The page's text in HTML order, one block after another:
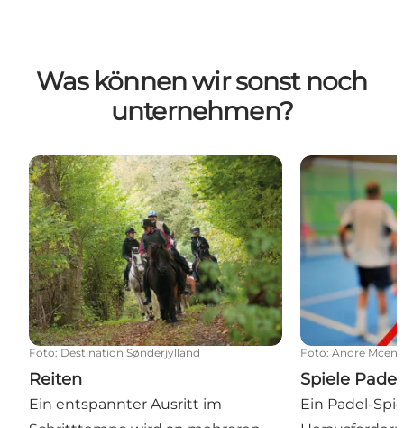
Was können wir sonst noch
unternehmen?
Reiten
Foto: Destination Sønderjylland
Reiten
Ein entspannter Ausritt im
Spiele Padel
Foto: Andre
Spiele
Ein Padel-